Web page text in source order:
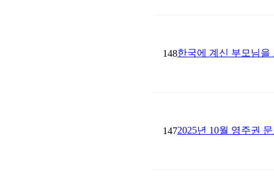
148한국에 계신 부모님을
1472025년 10월 영주권